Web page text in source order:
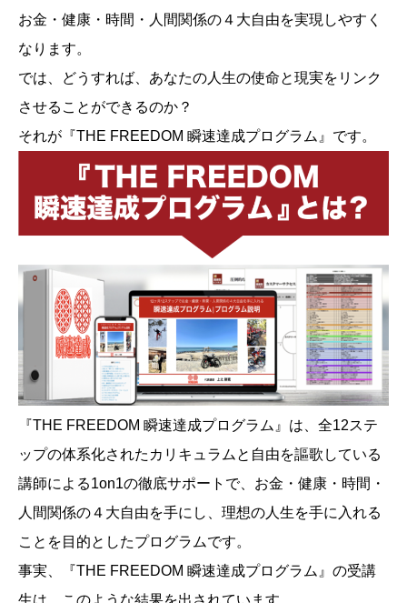
お金・健康・時間・人間関係の４大自由を実現しやすく
なります。
では、どうすれば、あなたの人生の使命と現実をリンク
させることができるのか？
それが『THE FREEDOM 瞬速達成プログラム』です。
『THE FREEDOM 瞬速達成プログラム』は、全12ステ
ップの体系化されたカリキュラムと自由を謳歌している
講師による1on1の徹底サポートで、お金・健康・時間・
人間関係の４大自由を手にし、理想の人生を手に入れる
ことを目的としたプログラムです。
事実、『THE FREEDOM 瞬速達成プログラム』の受講